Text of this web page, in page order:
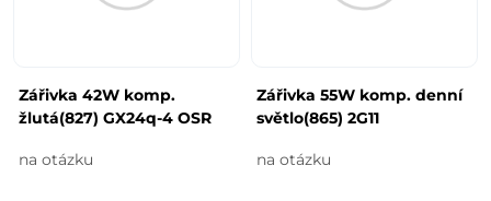
Zářivka 42W komp.
žlutá(827) GX24q-4 OSR
na otázku
Zářivka 55W komp. denní
světlo(865) 2G11
na otázku